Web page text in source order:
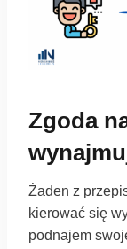
Zgoda
Żaden z
kierować się
podnajem